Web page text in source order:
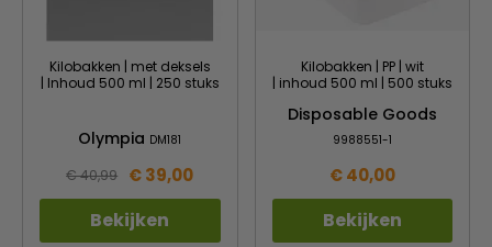
Kilobakken | met deksels
| Inhoud 500 ml | 250 stuks
Olympia DM181
€ 40,99 € 39,00
Bekijken
Kilobakken | PP | wit
| inhoud 500 ml | 500 stuks
Disposable Goods
9988551-1
€ 40,00
Bekijken